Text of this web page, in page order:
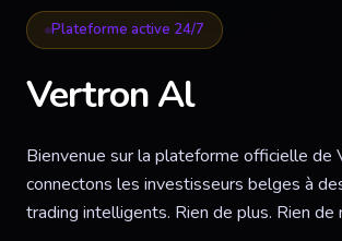
Plateforme active 24/7
Vertron Al
Bienvenue sur la plateforme officielle de
connectons les investisseurs belges à
trading intelligents. Rien de plus. Rien de